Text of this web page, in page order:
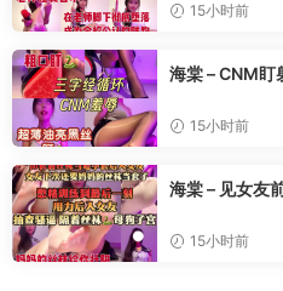
15小时前
海棠 – CNM盯
15小时前
海棠 – 见女友
15小时前